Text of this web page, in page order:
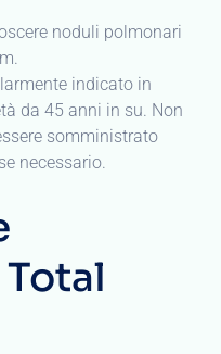
noduli polmonari
indicato in
da 45 anni in su. Non
somministrato
necessario.